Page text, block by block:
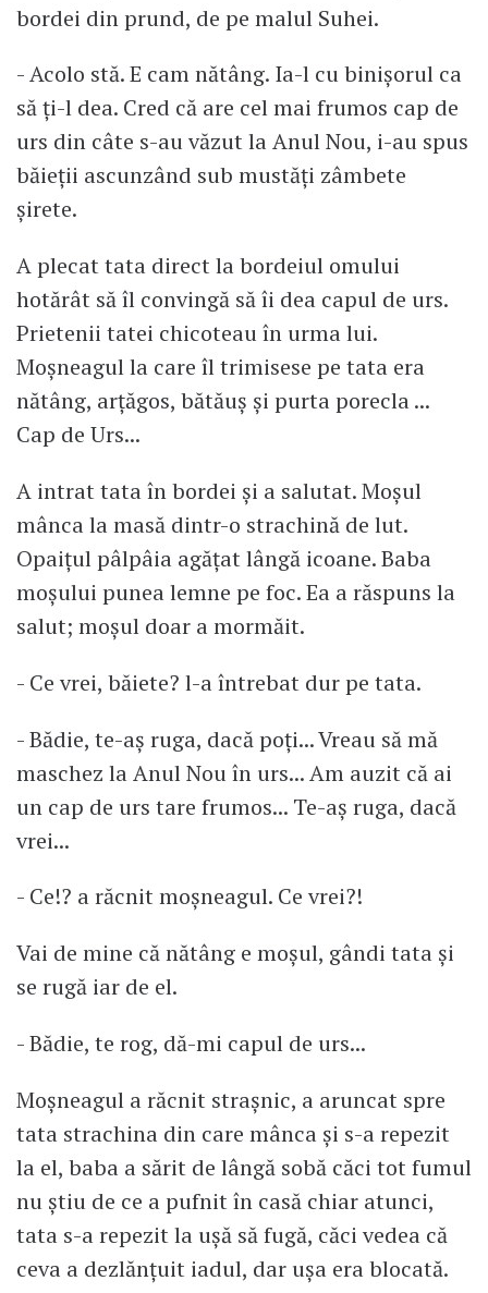
bordei din prund, de pe malul Suhei.
- Acolo stă. E cam nătâng. Ia-l cu binișorul ca
să ți-l dea. Cred că are cel mai frumos cap de
urs din câte s-au văzut la Anul Nou, i-au spus
băieții ascunzând sub mustăți zâmbete
șirete.
A plecat tata direct la bordeiul omului
hotărât să îl convingă să îi dea capul de urs.
Prietenii tatei chicoteau în urma lui.
Moșneagul la care îl trimisese pe tata era
nătâng, arțăgos, bătăuș și purta porecla ...
Cap de Urs...
A intrat tata în bordei și a salutat. Moșul
mânca la masă dintr-o strachină de lut.
Opaițul pâlpâia agățat lângă icoane. Baba
moșului punea lemne pe foc. Ea a răspuns la
salut; moșul doar a mormăit.
- Ce vrei, băiete? l-a întrebat dur pe tata.
- Bădie, te-aș ruga, dacă poți... Vreau să mă
maschez la Anul Nou în urs... Am auzit că ai
un cap de urs tare frumos... Te-aș ruga, dacă
vrei...
- Ce!? a răcnit moșneagul. Ce vrei?!
Vai de mine că nătâng e moșul, gândi tata și
se rugă iar de el.
- Bădie, te rog, dă-mi capul de urs...
Moșneagul a răcnit strașnic, a aruncat spre
tata strachina din care mânca și s-a repezit
la el, baba a sărit de lângă sobă căci tot fumul
nu știu de ce a pufnit în casă chiar atunci,
tata s-a repezit la ușă să fugă, căci vedea că
ceva a dezlănțuit iadul, dar ușa era blocată.